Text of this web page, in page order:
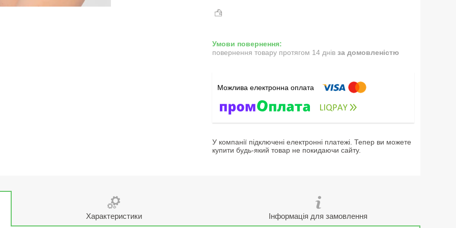
повернення товару протягом 14 днів за домовленістю
У компанії підключені електронні платежі. Тепер ви можете
купити будь-який товар не покидаючи сайту.
Характеристики Інформація для замовлення